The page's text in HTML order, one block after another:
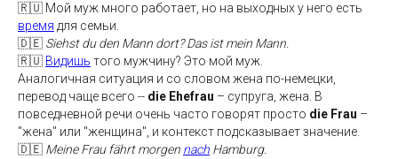
🇷🇺 Мой муж много работает, но на выходных у него есть
время для семьи.
🇩🇪 Siehst du den Mann dort? Das ist mein Mann.
🇷🇺 Видишь того мужчину? Это мой муж.
Аналогичная ситуация и со словом жена по-немецки,
перевод чаще всего -- die Ehefrau – супруга, жена. В
повседневной речи очень часто говорят просто die Frau –
"жена" или "женщина", и контекст подсказывает значение.
🇩🇪 Meine Frau fährt morgen nach Hamburg.